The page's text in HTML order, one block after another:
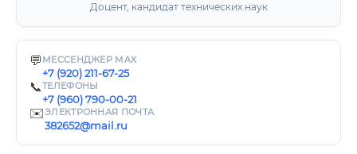
Доцент, кандидат технических наук
💬 МЕССЕНДЖЕР MAX
+7 (920) 211-67-25
📞ТЕЛЕФОНЫ
+7 (960) 790-00-21
✉️ЭЛЕКТРОННАЯ ПОЧТА
382652@mail.ru